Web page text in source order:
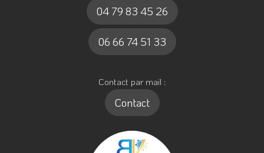
04 79 83 45 26
06 66 74 51 33
Contact par mail :
Contact